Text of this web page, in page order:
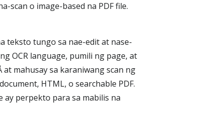
scan o image-based na PDF file.
teksto tungo sa nae-edit at nase-
OCR language, pumili ng page, at
mahusay sa karaniwang scan ng
HTML, o searchable PDF.
perpekto para sa mabilis na